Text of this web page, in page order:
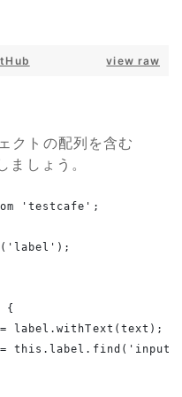
view raw
クトの配列を含む
ましょう。
'testcafe';
{
label.withText(text);